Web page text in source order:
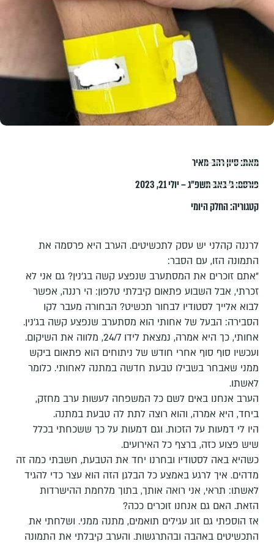
מאת:סיון רהב-מאיר
פורסם:ג׳ באב תשפ״ג – יולי 21, 2023
קטגוריה:החלק היומי
לרננה קהלני יש עסק לתכשיטים. הערב היא פרסמה את
התמונה הזו, עם הסבר:
"אתם זוכרים את המסתערב שנפצע קשה בג'נין? גם אני לא
זכרתי, אבל השבוע פתאום קיבלתי טלפון: הי רננה, אפשר
לבוא אלייך לסטודיו לבחור תכשיט? הבחורה מעבר לקו
הסבירה: הבעל של אחותי הוא מסתערב שנפצע קשה בג'נין.
אחותי, כך היא אמרה, נמצאת לידו 24/7, מלווה את השיקום.
ועכשיו סוף סוף אחרי חודש של ניתוחים הוא פתאום ביקש
ממני שאבחר בשבילו טבעת חדשה במתנה לאחותי. כלומר
לאשתו.
הערב אנחנו באים לשם כל המשפחה לעשות ערב מחזק,
ביחד, היא אמרה, והוא רוצה לתת לה טבעת במתנה.
היו לי דמעות על הזכות. וגם דמעות על כך ששכחתי בכלל
שיש פצוע כזה, ברצף כל האירועים.
כשהיא באה לסטודיו ובחרנו יחד את הטבעת, חשבתי כמה זה
מדהים. איך לרגע באמצע כל הבלגן הזה הוא עצר כדי להגיד
לאשתו: תראי, אני רואה אותך, בתוך מלחמת ההישרדות
הזאת. האם גם אנחנו זוכרים ככה?
אז הוספתי גם זוג עגילים תואמים, מתנה ממני. ושלחתי את
התכשיטים באהבה ובהתרגשות. והערב קיבלתי את התמונה